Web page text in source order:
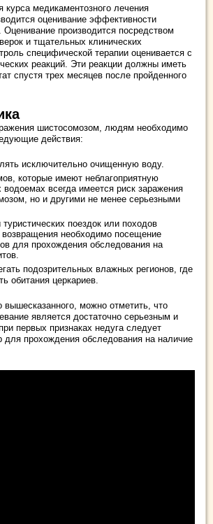
курса медикаментозного лечения
оценивание эффективности
Оценивание производится посредством
и тщательных клинических
специфической терапии оценивается с
реакций. Эти реакции должны иметь
спустя трех месяцев после пройденного
шистосомозом, людям необходимо
действия:
исключительно очищенную воду.
которые имеют неблагоприятную
всегда имеется риск заражения
но и другими не менее серьезными
поездок или походов
возвращения необходимо посещение
для прохождения обследования на
подозрительных влажных регионов, где
обитания церкариев.
вышесказанного, можно отметить, что
является достаточно серьезным и
первых признаках недуга следует
для прохождения обследования на наличие